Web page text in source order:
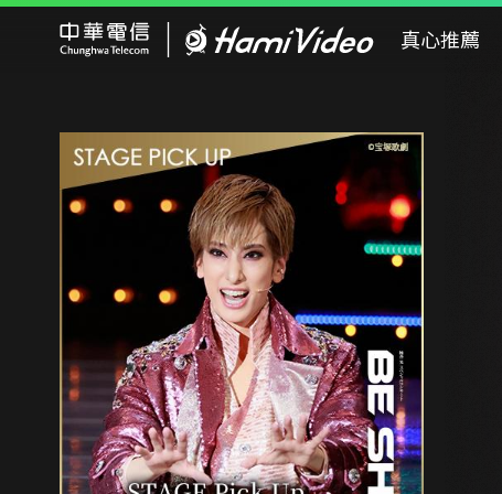
真心推薦